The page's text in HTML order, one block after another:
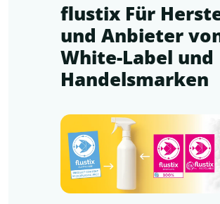
flustix Für
und Anbieter
White-Label und
Handelsmarken